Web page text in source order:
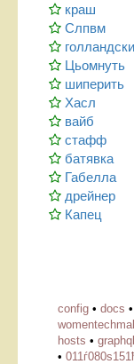
краш
Слпвм
Цьомнуть
шиперить
Хасл
вайб
стафф
батявка
Габелла
дрейнер
Капец
config • docs •
hosts • graphql
•